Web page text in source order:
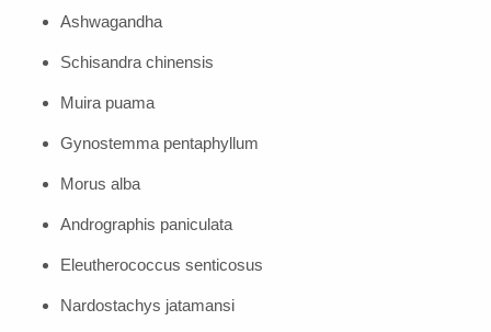
Ashwagandha
Schisandra chinensis
Muira puama
Gynostemma pentaphyllum
Morus alba
Andrographis paniculata
Eleutherococcus senticosus
Nardostachys jatamansi